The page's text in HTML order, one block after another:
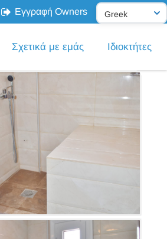
Εγγραφή Owners
Σχετικά με εμάς Ιδιοκτήτες